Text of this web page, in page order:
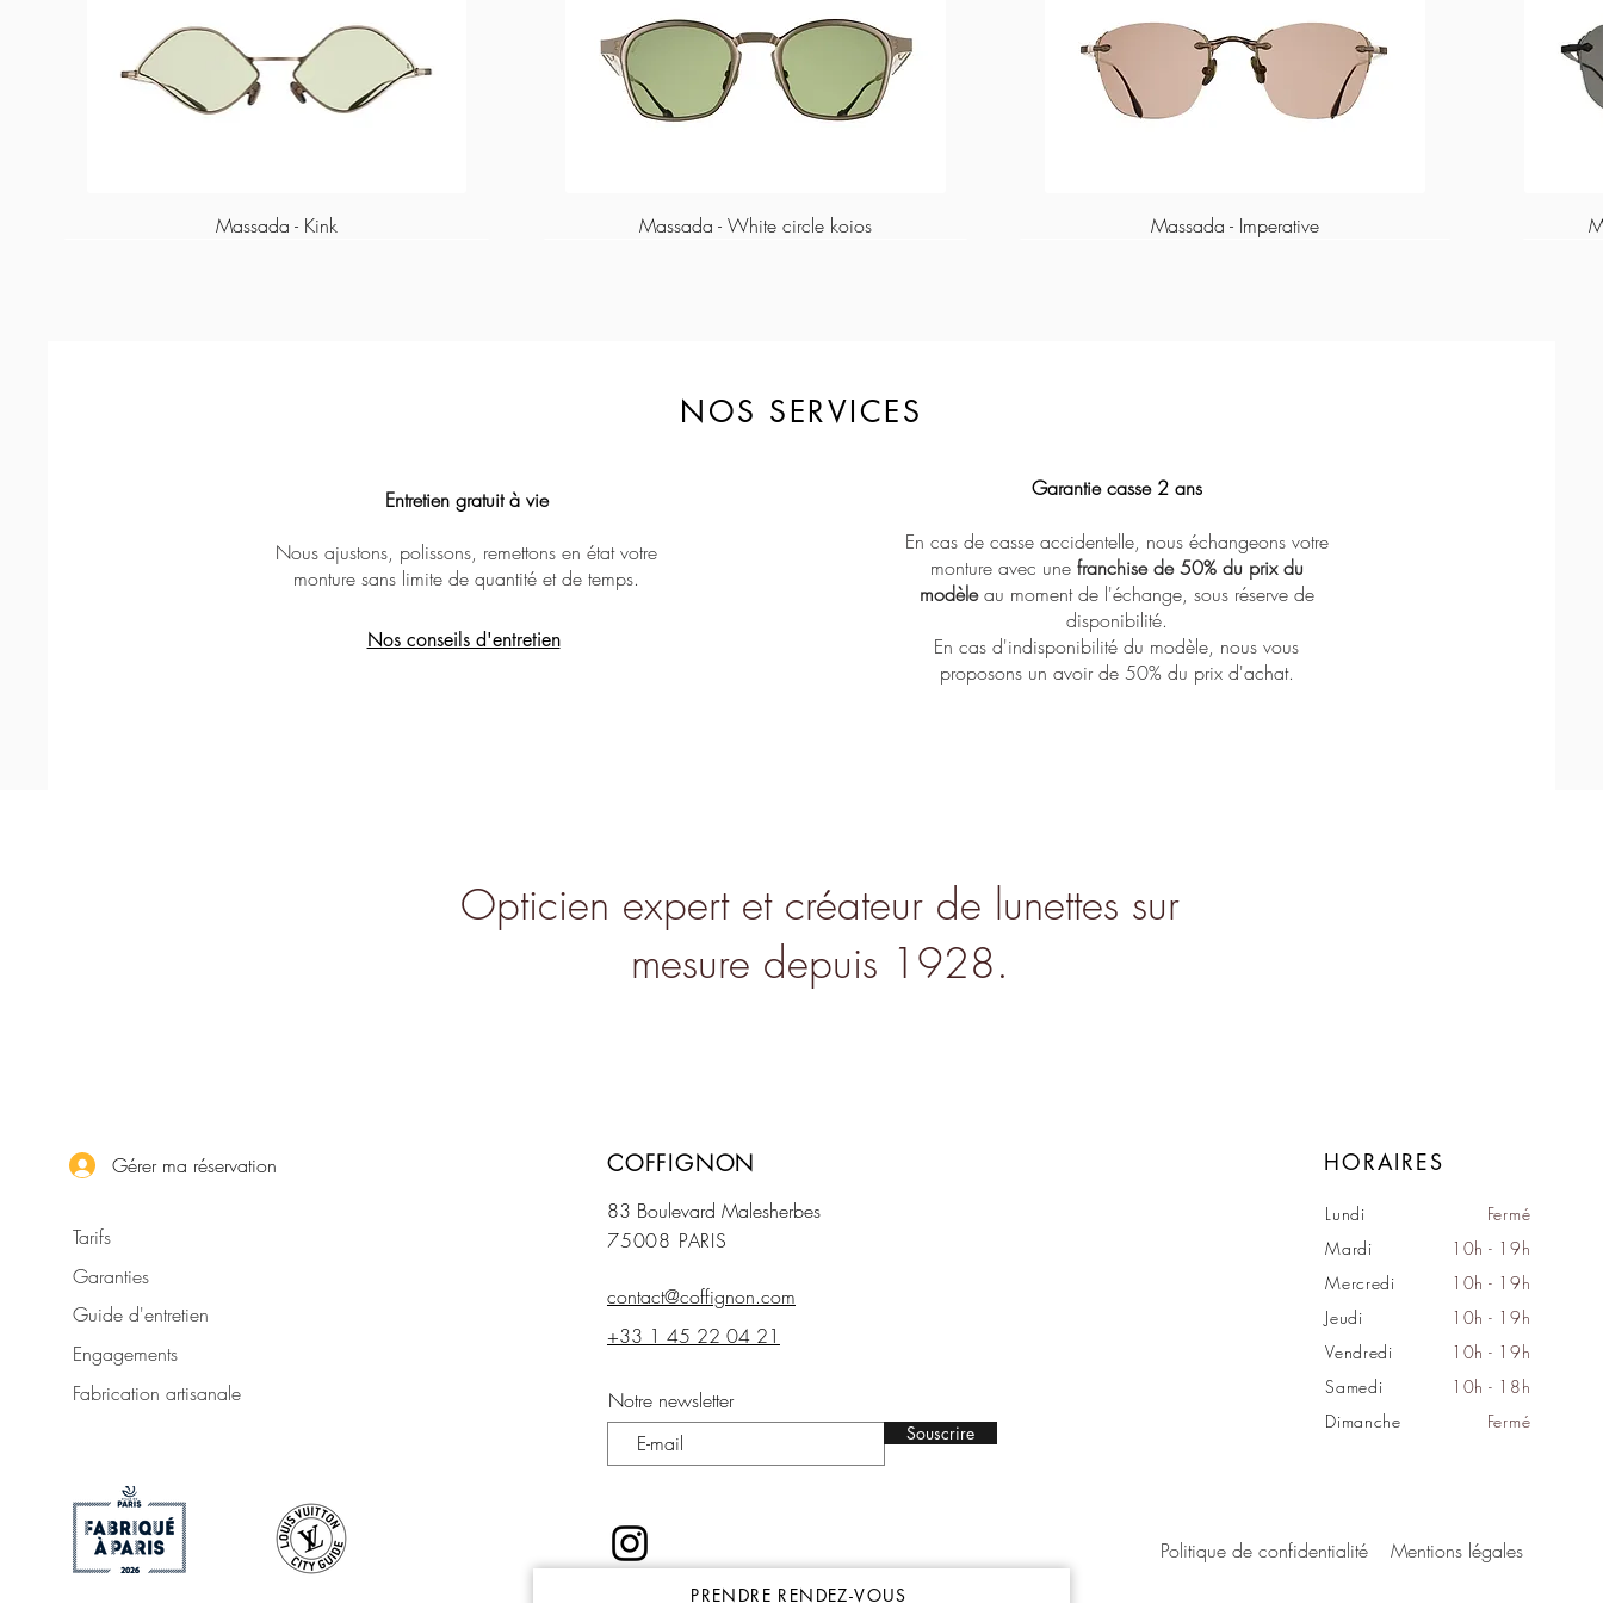
Massada - Kink Massada - White circle koios Massada - Imperative
Massada - L'age d'or
Lapima - Stella
Lapima - Nina
NOS SERVICES
Entretien gratuit à vie​​​
Nous ajustons, polissons, remettons en état votre
monture sans limite de quantité et de temps.
Nos conseils d'entretien
Garantie casse 2 ans
En cas de casse accidentelle, nous échangeons votre
monture avec une franchise de 50% du prix du
modèleau moment de l'échange, sous réserve de
disponibilité.
En cas d'indisponibilité du modèle, nous vous
proposons un avoir de 50% du prix d'achat.
PRENDRE RENDEZ-VOUS
Opticien expert et créateur de lunettes sur
mesure depuis 1928.
Gérer ma réservation
Tarifs
Garanties
Guide d'entretien
Engagements
Fabrication artisanale
COFFIGNON
83 Boulevard Malesherbes
75008 PARIS
contact@coffignon.com
+33 1 45 22 04 21
Notre newsletter
Souscrire
HORAIRES
Lundi
Mardi
Mercredi
Jeudi
Vendredi
Samedi
Dimanche
Fermé
10h - 19h
10h - 19h
10h - 19h
10h - 19h
10h - 18h
Fermé
Politique de confidentialité Mentions légales